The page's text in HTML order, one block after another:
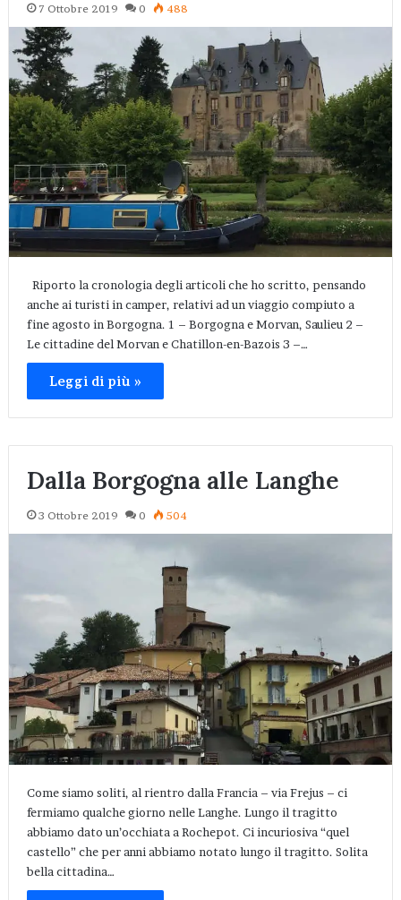
7 Ottobre 2019 0 488
Riporto la cronologia degli articoli che ho scritto, pensando
anche ai turisti in camper, relativi ad un viaggio compiuto a
fine agosto in Borgogna. 1 – Borgogna e Morvan, Saulieu 2 –
Le cittadine del Morvan e Chatillon-en-Bazois 3 –…
Leggi di più »
Dalla Borgogna alle Langhe
3 Ottobre 2019 0 504
Come siamo soliti, al rientro dalla Francia – via Frejus – ci
fermiamo qualche giorno nelle Langhe. Lungo il tragitto
abbiamo dato un’occhiata a Rochepot. Ci incuriosiva “quel
castello” che per anni abbiamo notato lungo il tragitto. Solita
bella cittadina…